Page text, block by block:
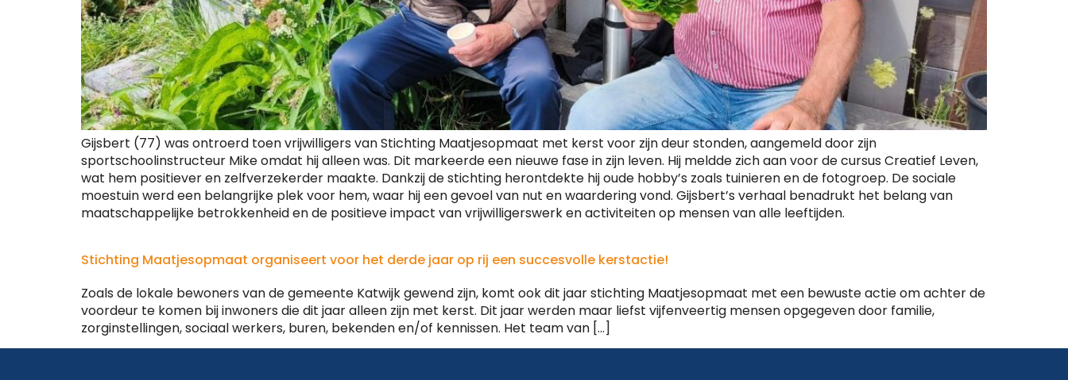
Gijsbert (77) was ontroerd toen vrijwilligers van Stichting Maatjesopmaat met kerst voor zijn deur stonden, aangemeld door zijn
sportschoolinstructeur Mike omdat hij alleen was. Dit markeerde een nieuwe fase in zijn leven. Hij meldde zich aan voor de cursus Creatief Leven,
wat hem positiever en zelfverzekerder maakte. Dankzij de stichting herontdekte hij oude hobby’s zoals tuinieren en de fotogroep. De sociale
moestuin werd een belangrijke plek voor hem, waar hij een gevoel van nut en waardering vond. Gijsbert’s verhaal benadrukt het belang van
maatschappelijke betrokkenheid en de positieve impact van vrijwilligerswerk en activiteiten op mensen van alle leeftijden.
Stichting Maatjesopmaat organiseert voor het derde jaar op rij een succesvolle kerstactie!
Zoals de lokale bewoners van de gemeente Katwijk gewend zijn, komt ook dit jaar stichting Maatjesopmaat met een bewuste actie om achter de
voordeur te komen bij inwoners die dit jaar alleen zijn met kerst. Dit jaar werden maar liefst vijfenveertig mensen opgegeven door familie,
zorginstellingen, sociaal werkers, buren, bekenden en/of kennissen. Het team van […]